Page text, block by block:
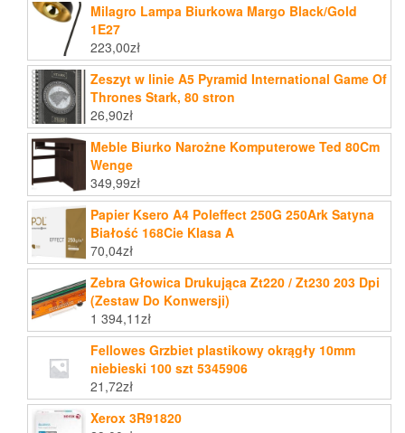
Milagro Lampa Biurkowa Margo Black/Gold
1E27
223,00zł
Zeszyt w linie A5 Pyramid International Game Of
Thrones Stark, 80 stron
26,90zł
Meble Biurko Narożne Komputerowe Ted 80Cm
Wenge
349,99zł
Papier Ksero A4 Poleffect 250G 250Ark Satyna
Białość 168Cie Klasa A
70,04zł
Zebra Głowica Drukująca Zt220 / Zt230 203 Dpi
(Zestaw Do Konwersji)
1 394,11zł
Fellowes Grzbiet plastikowy okrągły 10mm
niebieski 100 szt 5345906
21,72zł
Xerox 3R91820